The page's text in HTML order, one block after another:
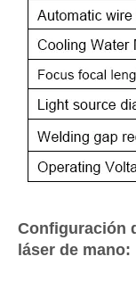
Configuración
láser de mano: